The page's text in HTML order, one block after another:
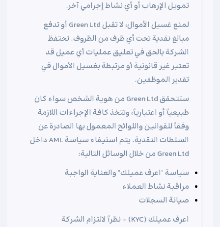
تمويل الإرهاب أو أي نشاط إجرامي آخر.
لمنع غسيل الأموال، لا تقبل Green Ltd أو تدفع
مبالغ نقدية تحت أي ظرف من الظروف. تحتفظ
الشركة بالحق في تعليق عمليات أي عميل قد
تعتبر غير قانونية أو مرتبطة بغسيل الأموال في
تقدير الموظفين.
ستتحقق Green Ltd من هوية الشخص سواء كان
طبيعياً أو اعتبارياً، وتتخذ كافة الإجراءات اللازمة
وفقاً للقوانين واللوائح المعمول بها الصادرة عن
السلطات النقدية. يتم استيفاء سياسة AML داخل
Green Ltd من خلال الوسائل التالية:
سياسة "اعرف عميلك" والعناية الواجبة
مراقبة نشاط العملاء
صيانة السجلات
اعرف عميلك (KYC) - نظراً لالتزام الشركة